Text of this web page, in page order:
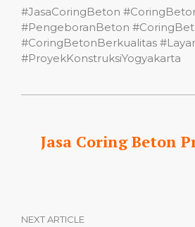
#JasaCoringBeton
#PengeboranBeton
#CoringBetonBerkualitas
#ProyekKonstruksiYogyakarta
Jasa Coring Beton
NEXT ARTICLE